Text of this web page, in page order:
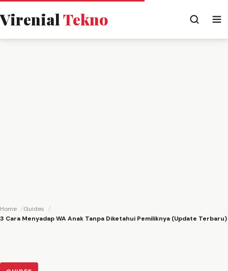
VirenialTekno
Home
Guides
3 Cara Menyadap WA Anak Tanpa Diketahui Pemiliknya (Update Terbaru)